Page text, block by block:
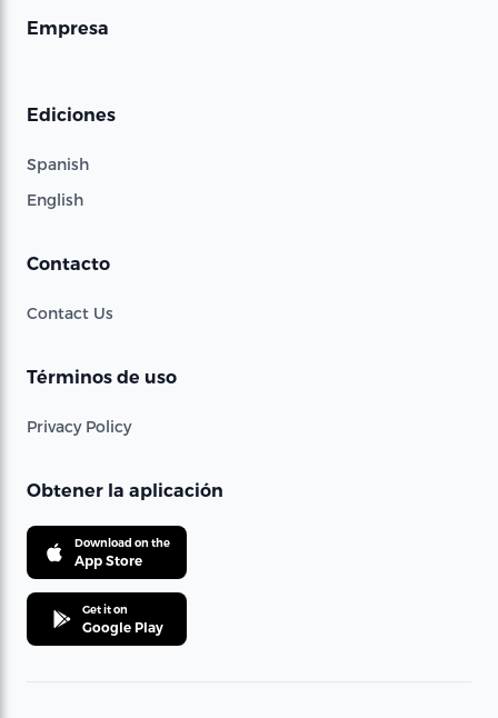
Empresa
Ediciones
Spanish
English
Contacto
Contact Us
Términos de uso
Privacy Policy
Obtener la aplicación
Download on the
App Store
Get it on
Google Play